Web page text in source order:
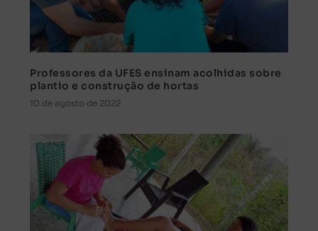
Professores da UFES ensinam acolhidas sobre
plantio e construção de hortas
10 de agosto de 2022